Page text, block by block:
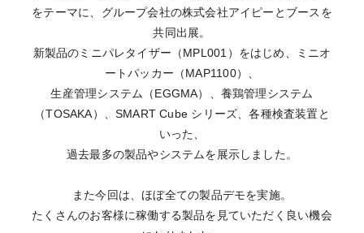
をテーマに、グループ会社の株式会社アイピーとブースを
共同出展。
新製品のミニパレタイザー（MPL001）をはじめ、ミニオ
ートパッカー（MAP1100）、
生産管理システム（EGGMA）、養鶏管理システム
（TOSAKA）、SMART Cube シリーズ、各種検査装置と
いった、
過去最多の製品やシステムを展示しました。
また今回は、ほぼ全ての製品デモを実施。
たくさんのお客様に稼働する製品を見ていただく良い機会